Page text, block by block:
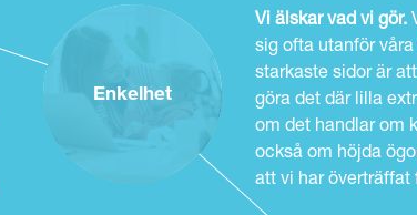
Enkelhet
Vi älskar vad vi gör.
sig ofta utanför
starkaste sidor är
göra det där lilla
om det handlar om
också om höjda
att vi har överträffat